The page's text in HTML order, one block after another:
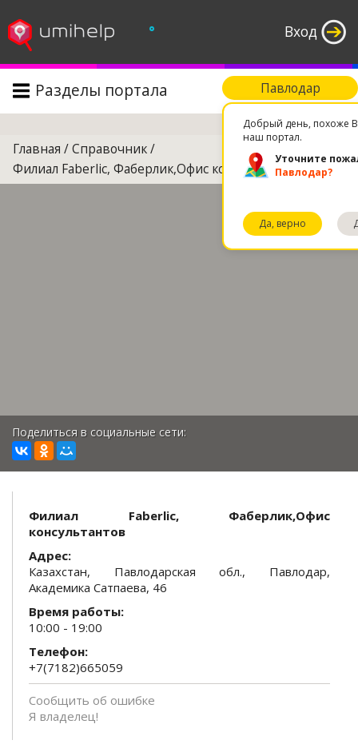
Вход
°
Павлодар
Добрый день, похоже
наш портал.
Уточните
Павлодар?
Да, верно
Разделы портала Поиск
Главная /Справочник/
Филиал Faberlic, Фаберлик,Офис консультантов
Поделиться в социальные сети:
Филиал Faberlic, Фаберлик,Офис
консультантов
Адрес:
Казахстан, Павлодарская обл., Павлодар,
Академика Сатпаева, 46
Время работы:
10:00 - 19:00
Телефон:
+7(7182)665059
Сообщить об ошибке
Я владелец!